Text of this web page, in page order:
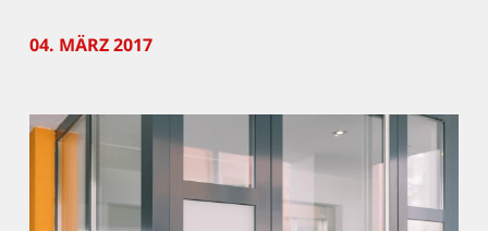
04. MÄRZ 2017